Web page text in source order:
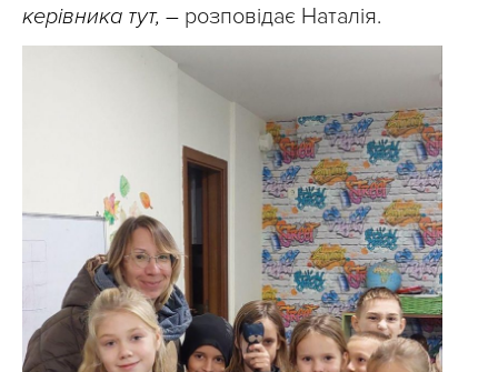
керівника тут, – розповідає Наталія.